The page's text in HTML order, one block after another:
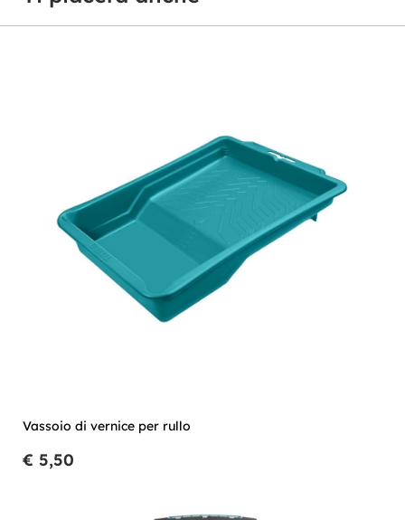
Vassoio di vernice per rullo
€ 5,50